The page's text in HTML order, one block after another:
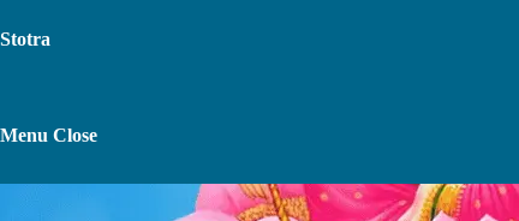
Stotra
Toggle
Menu Close